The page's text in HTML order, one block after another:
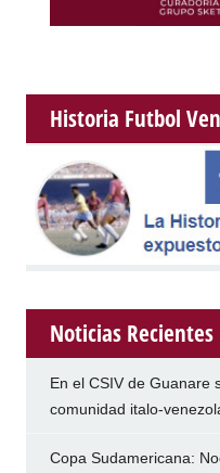
Historia Futbol
Noticias Recientes
En el CSIV de Guanare
comunidad italo-
Copa Sudamericana: